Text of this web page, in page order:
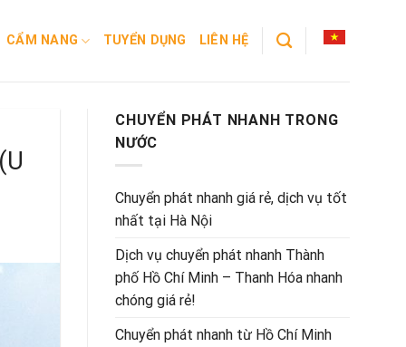
CẨM NANG TUYỂN DỤNG LIÊN HỆ
CHUYỂN PHÁT NHANH TRONG
NƯỚC
Chuyển phát nhanh giá rẻ, dịch vụ tốt
nhất tại Hà Nội
Dịch vụ chuyển phát nhanh Thành
phố Hồ Chí Minh – Thanh Hóa nhanh
chóng giá rẻ!
Chuyển phát nhanh từ Hồ Chí Minh